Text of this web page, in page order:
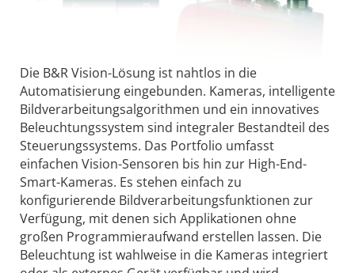
Die B&R Vision-Lösung ist nahtlos in die
Automatisierung eingebunden. Kameras, intelligente
Bildverarbeitungsalgorithmen und ein innovatives
Beleuchtungssystem sind integraler Bestandteil des
Steuerungssystems. Das Portfolio umfasst
einfachen Vision-Sensoren bis hin zur High-End-
Smart-Kameras. Es stehen einfach zu
konfigurierende Bildverarbeitungsfunktionen zur
Verfügung, mit denen sich Applikationen ohne
großen Programmieraufwand erstellen lassen. Die
Beleuchtung ist wahlweise in die Kameras integriert